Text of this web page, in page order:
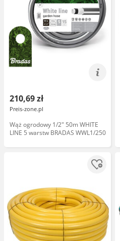
210,69 zł
Preis-zone.pl
Wąż ogrodowy 1/2" 50m WHITE
LINE 5 warstw BRADAS WWL1/250